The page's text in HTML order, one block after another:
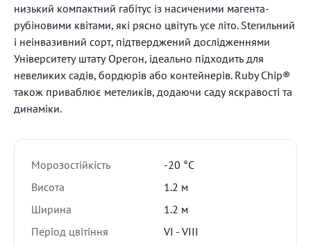
низький компактний габітус із насиченими магента-
рубіновими квітами, які рясно цвітуть усе літо. Sterильний
і неінвазивний сорт, підтверджений дослідженнями
Університету штату Орегон, ідеально підходить для
невеликих садів, бордюрів або контейнерів. Ruby Chip®
також приваблює метеликів, додаючи саду яскравості та
динаміки.
Морозостійкість
-20 °C
Висота
1.2 м
Ширина
1.2 м
Період цвітіння
VI - VIII